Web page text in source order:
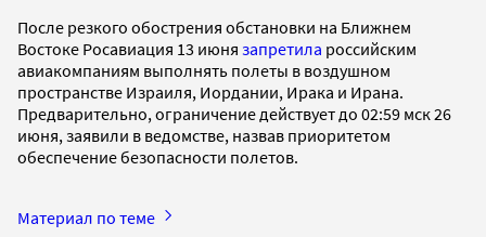
После резкого обострения обстановки на Ближнем
Востоке Росавиация 13 июня запретила российским
авиакомпаниям выполнять полеты в воздушном
пространстве Израиля, Иордании, Ирака и Ирана.
Предварительно, ограничение действует до 02:59 мск 26
июня, заявили в ведомстве, назвав приоритетом
обеспечение безопасности полетов.
Материал по теме